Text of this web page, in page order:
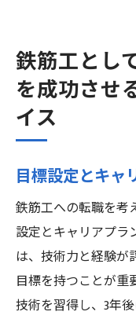
鉄筋工とし
を成功させ
イス
目標設定とキャ
鉄筋工への転職を考
設定とキャリアプラ
は、技術力と経験が
目標を持つことが重
技術を習得し、3年